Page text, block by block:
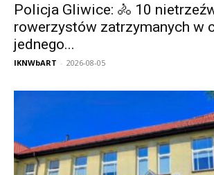
Policja Gliwice: 🚴 10
rowerzystów zatrzymanych w
jednego...
IKNWbART - 2026-08-05